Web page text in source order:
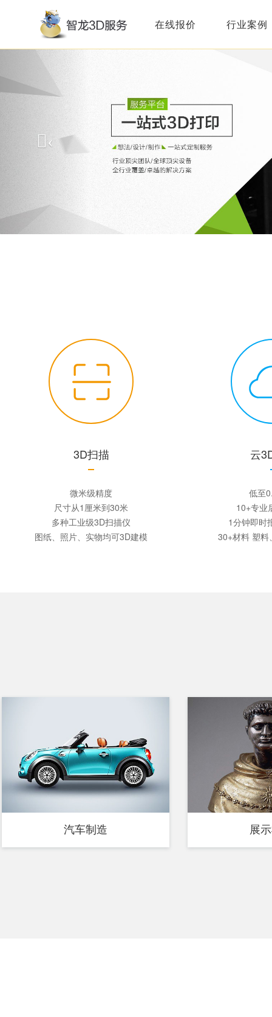
在线报价 行业案例
‹
3D扫描
微米级精度
尺寸从1厘米到30米
多种工业级3D扫描仪
图纸、照片、实物均可3D建模
云
低至
10+专业
1分钟即时
30+材料 塑料
汽车制造 展